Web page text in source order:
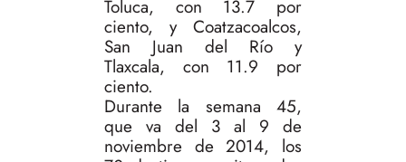
Toluca, con 13.7 por
ciento, y Coatzacoalcos,
San Juan del Río y
Tlaxcala, con 11.9 por
ciento.
Durante la semana 45,
que va del 3 al 9 de
noviembre de 2014, los